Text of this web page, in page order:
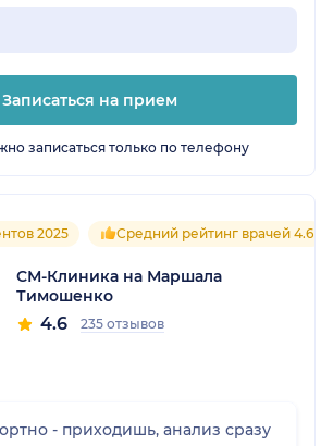
Записаться на прием
записаться только по телефону
2025 Средний рейтинг врачей 4.6
СМ-Клиника на Маршала
Тимошенко
4.6 235 отзывов
- приходишь, анализ сразу